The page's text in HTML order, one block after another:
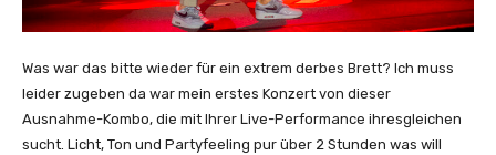
Was war das bitte wieder für ein extrem derbes Brett? Ich muss
leider zugeben da war mein erstes Konzert von dieser
Ausnahme-Kombo, die mit Ihrer Live-Performance ihresgleichen
sucht. Licht, Ton und Partyfeeling pur über 2 Stunden was will